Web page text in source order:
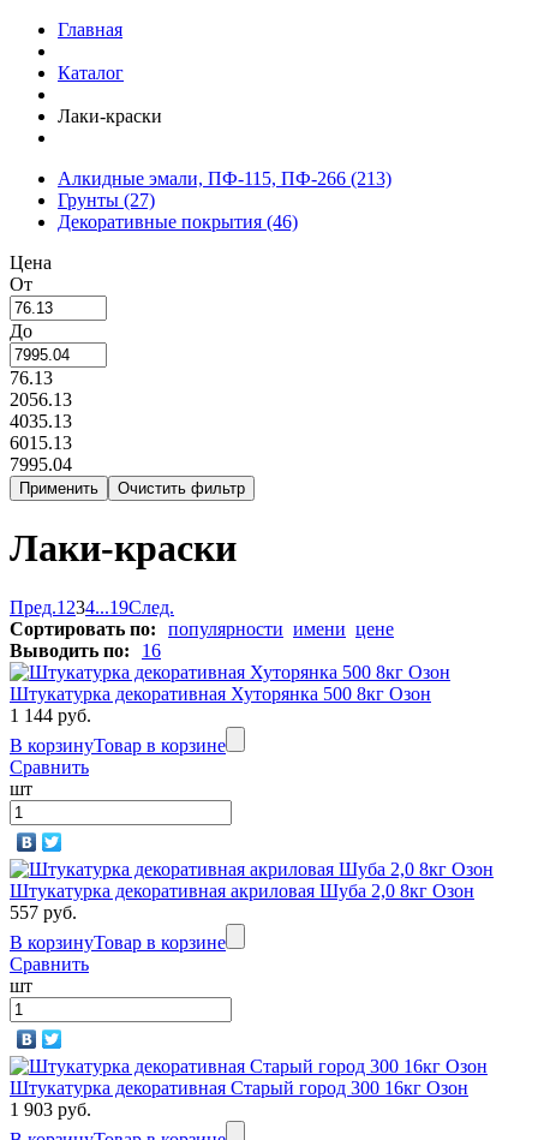
Главная
Каталог
Лаки-краски
Алкидные эмали, ПФ-115, ПФ-266 (213)
Грунты (27)
Декоративные покрытия (46)
Цена
От
До
76.13
2056.13
4035.13
6015.13
7995.04
Лаки-краски
Пред.1 234...19След.
Сортировать по:
популярности имени цене
Выводить по:
16
Штукатурка декоративная Хуторянка 500 8кг Озон
1 144 руб.
В корзинуТовар в корзине
Сравнить
шт
Штукатурка декоративная акриловая Шуба 2,0 8кг Озон
557 руб.
В корзинуТовар в корзине
Сравнить
шт
Штукатурка декоративная Старый город 300 16кг Озон
1 903 руб.